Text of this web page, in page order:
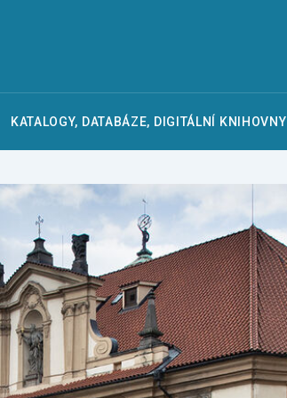
KATALOGY, DATABÁZE, DIGITÁLNÍ KNIHOVNY